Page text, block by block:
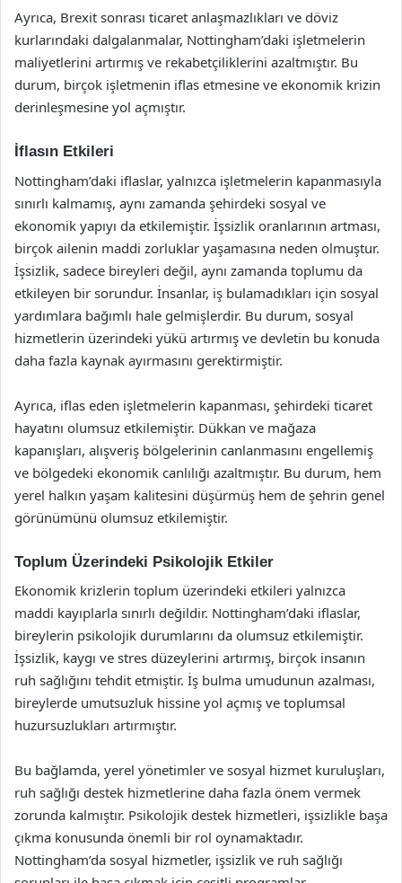
Ayrıca, Brexit sonrası ticaret anlaşmazlıkları ve döviz
kurlarındaki dalgalanmalar, Nottingham’daki işletmelerin
maliyetlerini artırmış ve rekabetçiliklerini azaltmıştır. Bu
durum, birçok işletmenin iflas etmesine ve ekonomik krizin
derinleşmesine yol açmıştır.
İflasın Etkileri
Nottingham’daki iflaslar, yalnızca işletmelerin kapanmasıyla
sınırlı kalmamış, aynı zamanda şehirdeki sosyal ve
ekonomik yapıyı da etkilemiştir. İşsizlik oranlarının artması,
birçok ailenin maddi zorluklar yaşamasına neden olmuştur.
İşsizlik, sadece bireyleri değil, aynı zamanda toplumu da
etkileyen bir sorundur. İnsanlar, iş bulamadıkları için sosyal
yardımlara bağımlı hale gelmişlerdir. Bu durum, sosyal
hizmetlerin üzerindeki yükü artırmış ve devletin bu konuda
daha fazla kaynak ayırmasını gerektirmiştir.
Ayrıca, iflas eden işletmelerin kapanması, şehirdeki ticaret
hayatını olumsuz etkilemiştir. Dükkan ve mağaza
kapanışları, alışveriş bölgelerinin canlanmasını engellemiş
ve bölgedeki ekonomik canlılığı azaltmıştır. Bu durum, hem
yerel halkın yaşam kalitesini düşürmüş hem de şehrin genel
görünümünü olumsuz etkilemiştir.
Toplum Üzerindeki Psikolojik Etkiler
Ekonomik krizlerin toplum üzerindeki etkileri yalnızca
maddi kayıplarla sınırlı değildir. Nottingham’daki iflaslar,
bireylerin psikolojik durumlarını da olumsuz etkilemiştir.
İşsizlik, kaygı ve stres düzeylerini artırmış, birçok insanın
ruh sağlığını tehdit etmiştir. İş bulma umudunun azalması,
bireylerde umutsuzluk hissine yol açmış ve toplumsal
huzursuzlukları artırmıştır.
Bu bağlamda, yerel yönetimler ve sosyal hizmet kuruluşları,
ruh sağlığı destek hizmetlerine daha fazla önem vermek
zorunda kalmıştır. Psikolojik destek hizmetleri, işsizlikle başa
çıkma konusunda önemli bir rol oynamaktadır.
Nottingham’da sosyal hizmetler, işsizlik ve ruh sağlığı